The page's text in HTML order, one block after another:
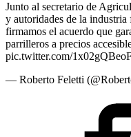
Junto al secretario de
y autoridades de la
firmamos el acuerdo que
parrilleros a precios
pic.twitter.com/
— Roberto Feletti